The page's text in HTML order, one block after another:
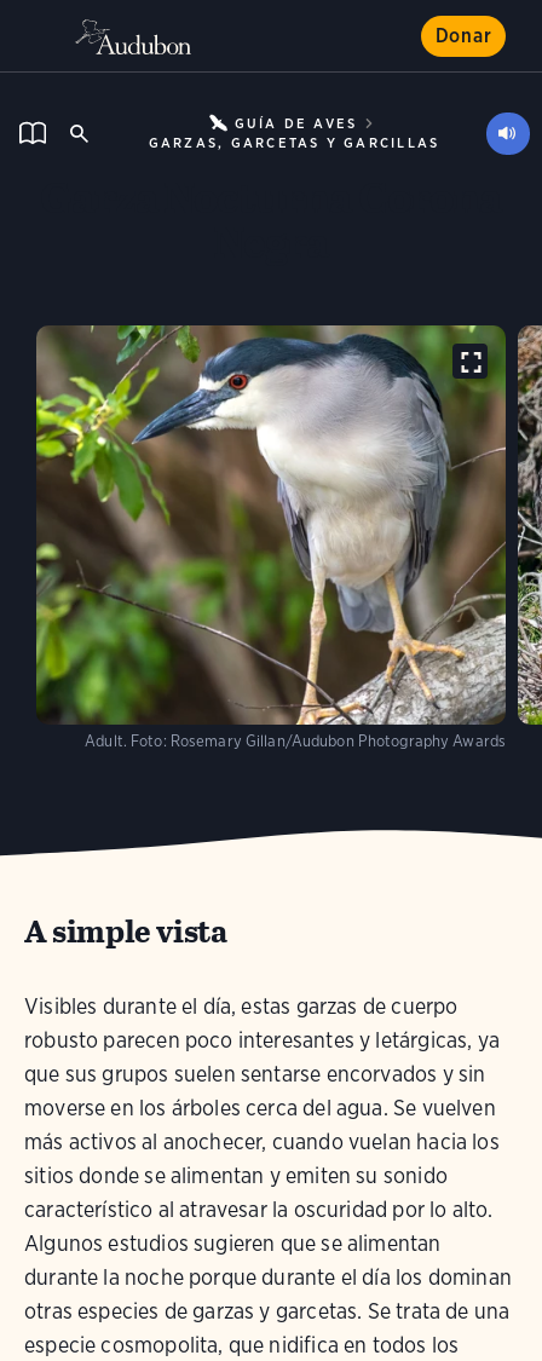
Donar
GUÍA DE AVES
GARZAS, GARCETAS Y GARCILLAS
Adult. Foto: Rosemary Gillan/Audubon Photography Awards
A simple vista
Visibles durante el día, estas garzas de cuerpo
robusto parecen poco interesantes y letárgicas, ya
que sus grupos suelen sentarse encorvados y sin
moverse en los árboles cerca del agua. Se vuelven
más activos al anochecer, cuando vuelan hacia los
sitios donde se alimentan y emiten su sonido
característico al atravesar la oscuridad por lo alto.
Algunos estudios sugieren que se alimentan
durante la noche porque durante el día los dominan
otras especies de garzas y garcetas. Se trata de una
especie cosmopolita, que nidifica en todos los